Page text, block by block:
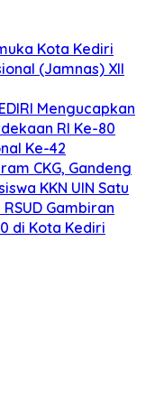
Kota Kediri
(Jamnas) XII
Mengucapkan
RI Ke-80
Ke-42
CKG, Gandeng
KKN UIN Satu
Gambiran
di Kota Kediri